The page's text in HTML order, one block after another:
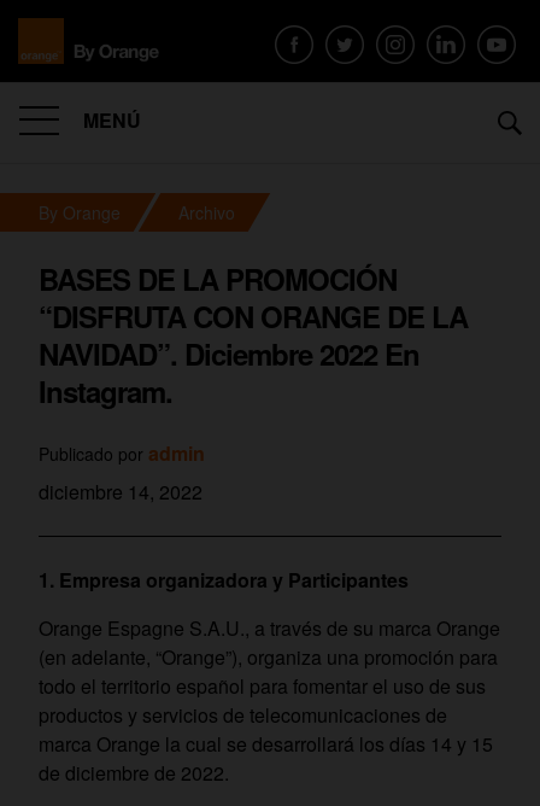
MENÚ
By Orange Archivo
BASES DE LA PROMOCIÓN
“DISFRUTA CON ORANGE DE LA
NAVIDAD”. Diciembre 2022 En
Instagram.
Publicado por admin
diciembre 14, 2022
1. Empresa organizadora y Participantes
Orange Espagne S.A.U., a través de su marca Orange
(en adelante, “Orange”), organiza una promoción para
todo el territorio español para fomentar el uso de sus
productos y servicios de telecomunicaciones de
marca Orange la cual se desarrollará los días 14 y 15
de diciembre de 2022.